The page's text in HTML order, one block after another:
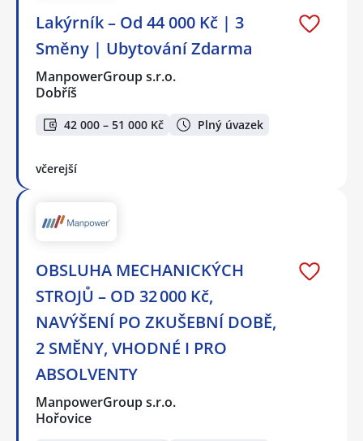
Lakýrník – Od 44 000 Kč | 3
Směny | Ubytování Zdarma
ManpowerGroup s.r.o.
Dobříš
42 000 – 51 000 Kč Plný úvazek
včerejší
OBSLUHA MECHANICKÝCH
STROJŮ – OD 32 000 Kč,
NAVÝŠENÍ PO ZKUŠEBNÍ DOBĚ,
2 SMĚNY, VHODNÉ I PRO
ABSOLVENTY
ManpowerGroup s.r.o.
Hořovice